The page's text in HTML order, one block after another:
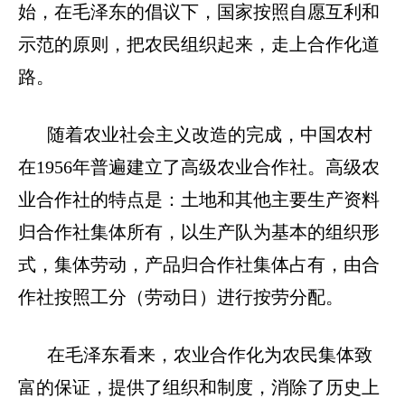
始，在毛泽东的倡议下，国家按照自愿互利和
示范的原则，把农民组织起来，走上合作化道
路。
随着农业社会主义改造的完成，中国农村
在1956年普遍建立了高级农业合作社。高级农
业合作社的特点是：土地和其他主要生产资料
归合作社集体所有，以生产队为基本的组织形
式，集体劳动，产品归合作社集体占有，由合
作社按照工分（劳动日）进行按劳分配。
在毛泽东看来，农业合作化为农民集体致
富的保证，提供了组织和制度，消除了历史上